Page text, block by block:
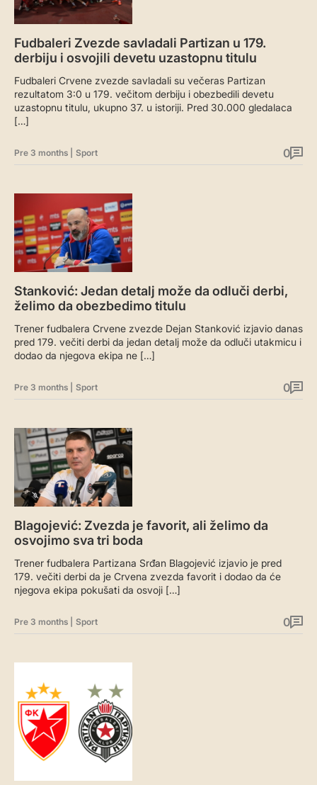
Fudbaleri Zvezde savladali Partizan u 179.
derbiju i osvojili devetu uzastopnu titulu
Fudbaleri Crvene zvezde savladali su večeras Partizan
rezultatom 3:0 u 179. večitom derbiju i obezbedili devetu
uzastopnu titulu, ukupno 37. u istoriji. Pred 30.000 gledalaca
[…]
Pre 3 months Sport 0
Stanković: Jedan detalj može da odluči derbi,
želimo da obezbedimo titulu
Trener fudbalera Crvene zvezde Dejan Stanković izjavio danas
pred 179. večiti derbi da jedan detalj može da odluči utakmicu i
dodao da njegova ekipa ne […]
Pre 3 months Sport 0
Blagojević: Zvezda je favorit, ali želimo da
osvojimo sva tri boda
Trener fudbalera Partizana Srđan Blagojević izjavio je pred
179. večiti derbi da je Crvena zvezda favorit i dodao da će
njegova ekipa pokušati da osvoji […]
Pre 3 months Sport 0